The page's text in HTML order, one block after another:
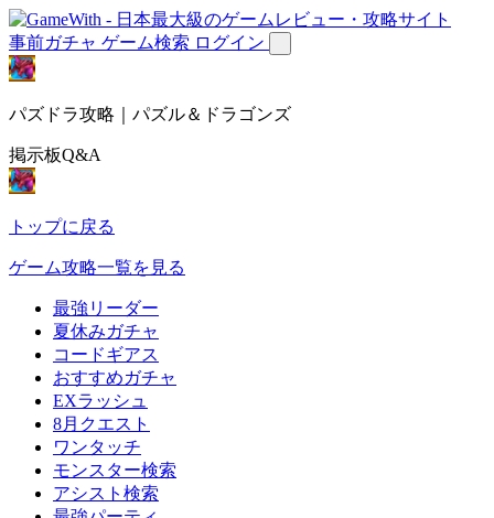
事前ガチャ ゲーム検索 ログイン
パズドラ攻略｜パズル＆ドラゴンズ
掲示板Q&A
トップに戻る
ゲーム攻略一覧を見る
最強リーダー
夏休みガチャ
コードギアス
おすすめガチャ
EXラッシュ
8月クエスト
ワンタッチ
モンスター検索
アシスト検索